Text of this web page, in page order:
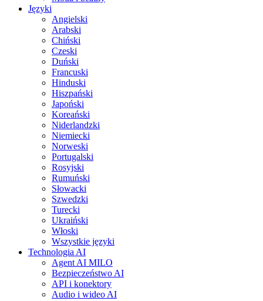
Języki
Angielski
Arabski
Chiński
Czeski
Duński
Francuski
Hinduski
Hiszpański
Japoński
Koreański
Niderlandzki
Niemiecki
Norweski
Portugalski
Rosyjski
Rumuński
Słowacki
Szwedzki
Turecki
Ukraiński
Włoski
Wszystkie języki
Technologia AI
Agent AI MILO
Bezpieczeństwo AI
API i konektory
Audio i wideo AI